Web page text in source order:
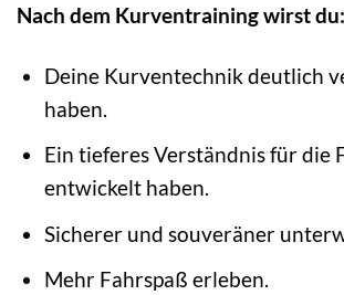
Nach dem Kurventraining wirst du:
Deine Kurventechnik deutlich
haben.
Ein tieferes Verständnis für die
entwickelt haben.
Sicherer und souveräner
Mehr Fahrspaß erleben.